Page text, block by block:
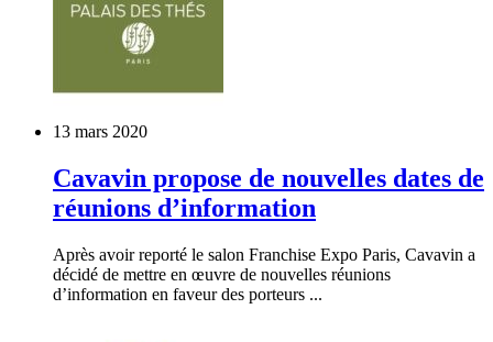
13 mars 2020
Cavavin propose de nouvelles dates de
réunions d’information
Après avoir reporté le salon Franchise Expo Paris, Cavavin a
décidé de mettre en œuvre de nouvelles réunions
d’information en faveur des porteurs ...